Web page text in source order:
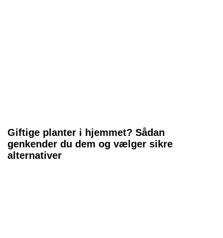
Giftige planter i hjemmet? Sådan
genkender du dem og vælger sikre
alternativer